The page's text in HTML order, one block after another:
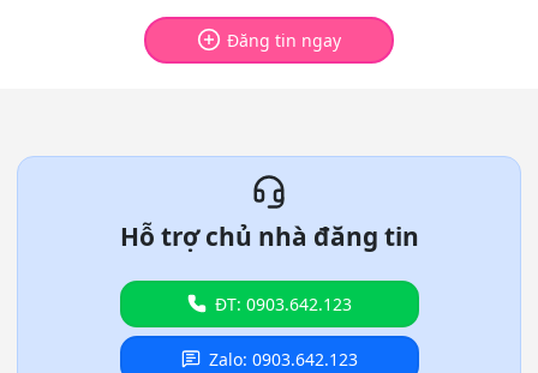
Đăng tin ngay
Hỗ trợ chủ nhà đăng tin
ĐT: 0903.642.123
Zalo: 0903.642.123